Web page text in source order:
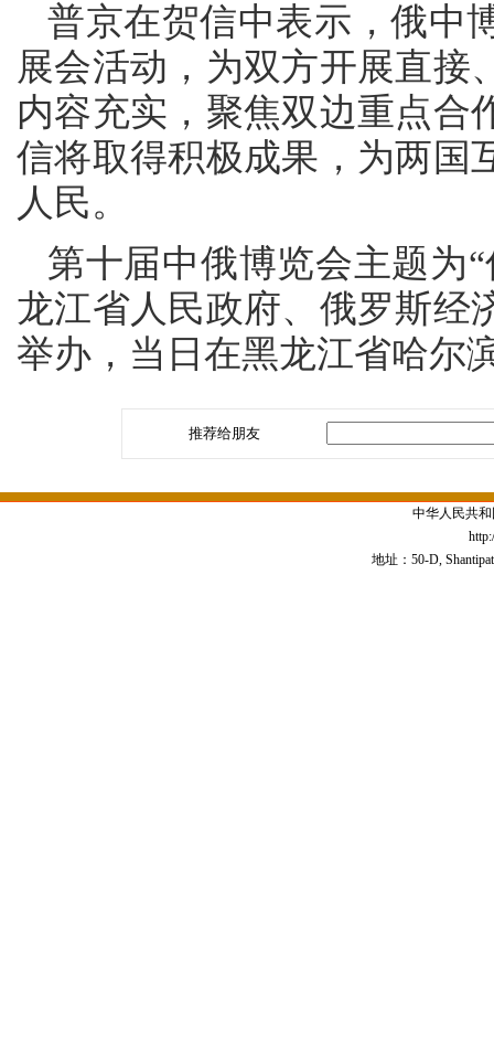
普京在贺信中表示，俄中
展会活动，为双方开展直接
内容充实，聚焦双边重点合
信将取得积极成果，为两国
人民。
第十届中俄博览会主题为
龙江省人民政府、俄罗斯经
举办，当日在黑龙江省哈尔
推荐给朋友
中华人民共
地址：50-D,